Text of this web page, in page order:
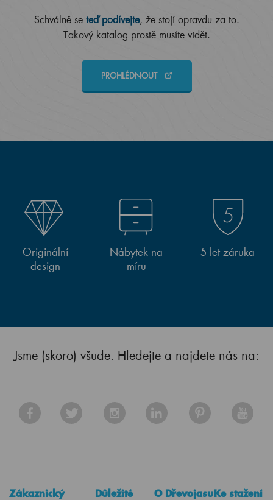
Schválně se teď podívejte, že stojí opravdu za to.
Takový katalog prostě musíte vidět.
PROHLÉDNOUT
Originální
design
Nábytek na
míru
5 let záruka
Jsme (skoro) všude. Hledejte a najdete nás na:
Zákaznický
Důležité
O DřevojasuKe stažení